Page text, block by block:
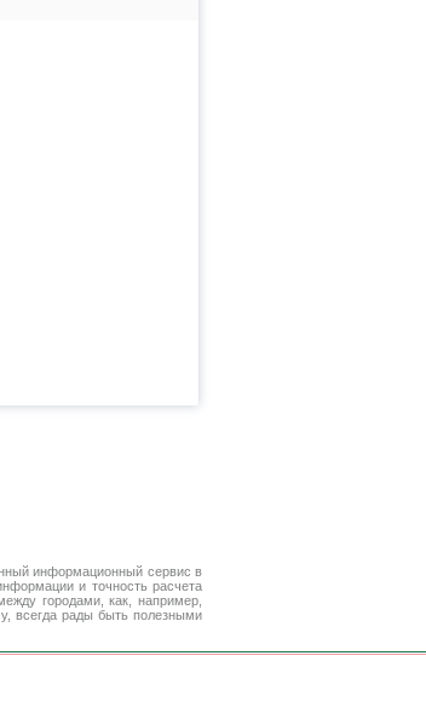
информационный сервис в
и точность расчета
городами, как, например,
всегда рады быть полезными